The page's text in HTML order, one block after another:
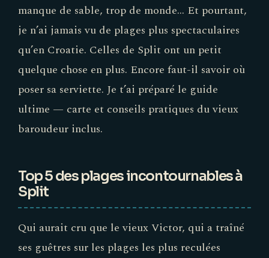
manque de sable, trop de monde… Et pourtant,
je n’ai jamais vu de plages plus spectaculaires
qu’en Croatie. Celles de Split ont un petit
quelque chose en plus. Encore faut-il savoir où
poser sa serviette. Je t’ai préparé le guide
ultime — carte et conseils pratiques du vieux
baroudeur inclus.
Top 5 des plages incontournables à
Split
Qui aurait cru que le vieux Victor, qui a traîné
ses guêtres sur les plages les plus reculées